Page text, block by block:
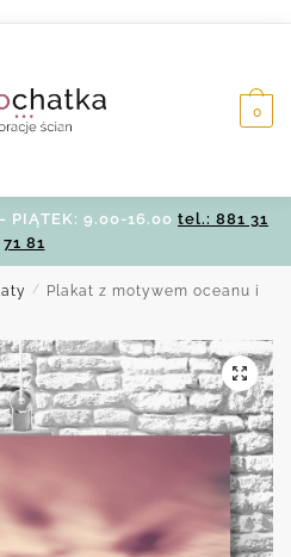
0
PIĄTEK: 9.00-16.00 tel.: 881 31
71 81
/
Plakat z motywem oceanu i